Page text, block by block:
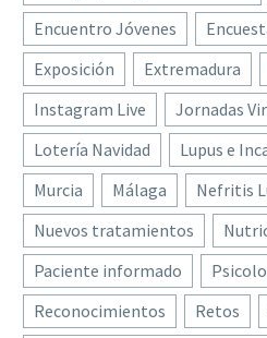
Encuentro Jóvenes
Exposición
Extremadura
Instagram Live
Jornadas
Lotería Navidad
Lupus e
Murcia
Málaga Nefritis
Nuevos tratamientos
Paciente informado
Reconocimientos
Retos